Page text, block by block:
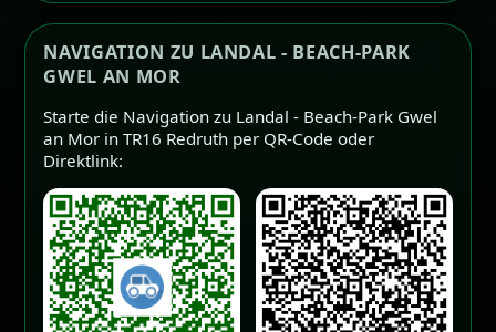
NAVIGATION ZU LANDAL - BEACH-PARK
GWEL AN MOR
Starte die Navigation zu Landal - Beach-Park Gwel
an Mor in TR16 Redruth per QR-Code oder
Direktlink: